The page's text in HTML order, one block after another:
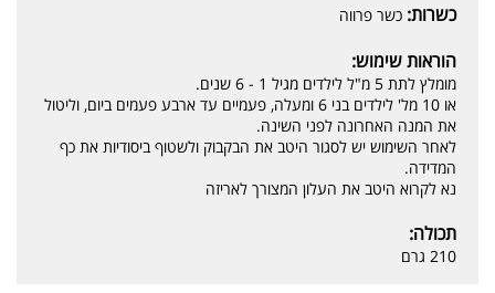
כשרות: כשר פרווה
הוראות שימוש:
מומלץ לתת 5 מ"ל לילדים מגיל 1 - 6 שנים.
או 10 מל' לילדים בני 6 ומעלה, פעמיים עד ארבע פעמים ביום, וליטול
את המנה האחרונה לפני השינה.
לאחר השימוש יש לסגור היטב את הבקבוק ולשטוף ביסודיות את כף
המדידה.
נא לקרוא היטב את העלון המצורך לאריזה
תכולה:
210 גרם